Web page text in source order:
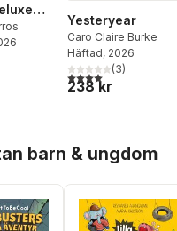
Yesteryear
Caro Claire Burke
Häftad, 2026
4,0utav 5 stjärnor.
(3)
238 kr
barn & ungdom